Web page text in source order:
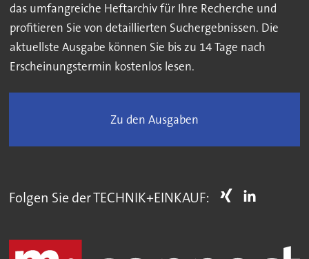
das umfangreiche Heftarchiv für Ihre Recherche und
profitieren Sie von detaillierten Suchergebnissen. Die
aktuellste Ausgabe können Sie bis zu 14 Tage nach
Erscheinungstermin kostenlos lesen.
Zu den Ausgaben
Folgen Sie der TECHNIK+EINKAUF: